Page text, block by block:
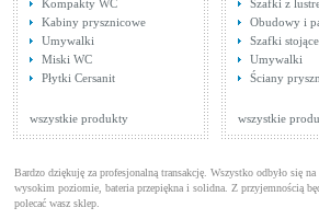
Kompakty WC
Kabiny prysznicowe
Umywalki
Miski WC
Płytki Cersanit
wszystkie produkty
Szafki z
Obudowy i
Szafki stojące
Umywalki
Ściany
wszystkie
Bardzo dziękuję za profesjonalną transakcję. Wszystko odbyło się na
wysokim poziomie, bateria przepiękna i solidna. Z przyjemnością
polecać wasz sklep.